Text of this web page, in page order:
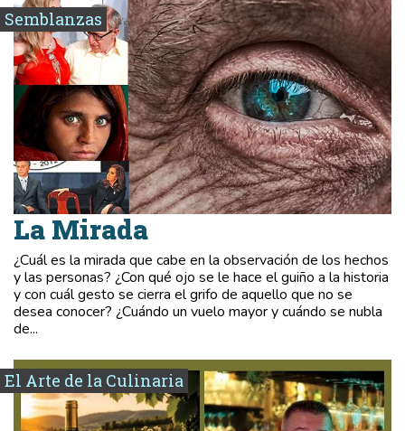
Semblanzas
La Mirada
¿Cuál es la mirada que cabe en la observación de los hechos
y las personas? ¿Con qué ojo se le hace el guiño a la historia
y con cuál gesto se cierra el grifo de aquello que no se
desea conocer? ¿Cuándo un vuelo mayor y cuándo se nubla
de...
El Arte de la Culinaria